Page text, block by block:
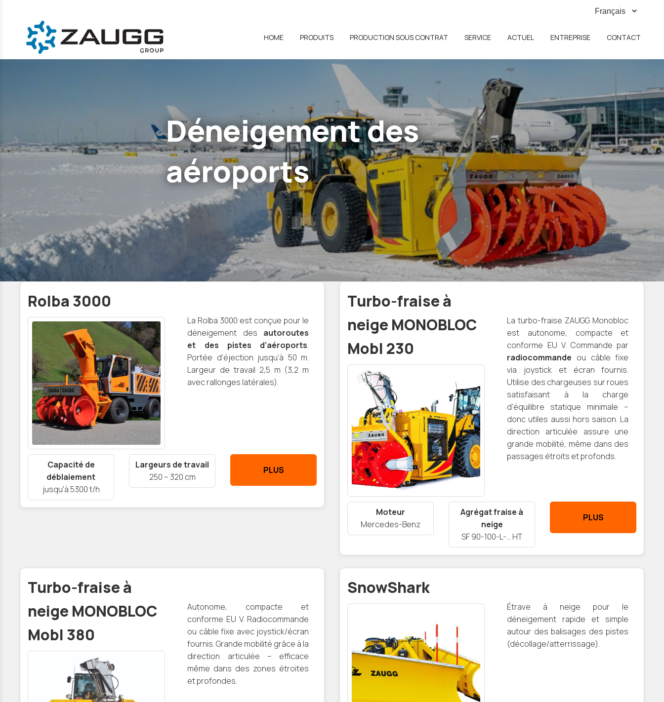
HOME PRODUITS PRODUCTION SOUS CONTRAT SERVICE ACTUEL ENTREPRISE CONTACT
Déneigement des
aéroports
Rolba 3000
La Rolba 3000 est conçue pour le
déneigement des autoroutes
et des pistes d’aéroports
Portée d’éjection jusqu’à 50 m.
Largeur de travail 2,5 m (3,2 m
avec rallonges latérales).
Capacité de
déblaiement
jusqu'à 5300 t/h
Largeurs de travail
250 – 320 cm
PLUS
Turbo-fraise à
neige MONOBLOC
Mobl 230
La turbo-fraise ZAUGG Monobloc
est autonome, compacte et
conforme EU V. Commande par
radiocommande ou câble fixe
via joystick et écran fournis.
Utilise des chargeuses sur roues
satisfaisant à la charge
d’équilibre statique minimale –
donc utiles aussi hors saison. La
direction articulée assure une
grande mobilité, même dans des
passages étroits et profonds.
Moteur
Mercedes-Benz
Agrégat fraise à
neige
SF 90-100-L-… HT
PLUS
Turbo-fraise à
neige MONOBLOC
Mobl 380
Autonome, compacte et
conforme EU V. Radiocommande
ou câble fixe avec joystick/écran
fournis. Grande mobilité grâce à la
direction articulée – efficace
même dans des zones étroites
et profondes.
SnowShark
Étrave à neige pour le
déneigement rapide et simple
autour des balisages des pistes
(décollage/atterrissage).